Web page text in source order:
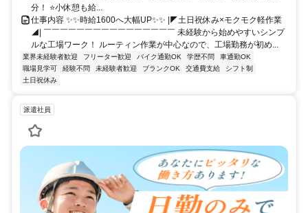
分！ ⭐小休憩も給...
仕事内容 ✨✨時給1600へ大幅UP✨✨ |◤土日祝休み×モクモク軽作業
◢| ￣￣￣￣￣￣￣￣￣￣￣￣￣￣￣￣ 未経験から始めやすいシンプ
ルな工場ワーク！ ルーティン作業が中心なので、工場勤務が初め...
業界未経験者歓迎 フリーター歓迎 バイク通勤OK 学歴不問
車通勤OK
職場見学可
経験不問 未経験者歓迎 ブランクOK 交通費支給
シフト制
土日祝休み
派遣社員